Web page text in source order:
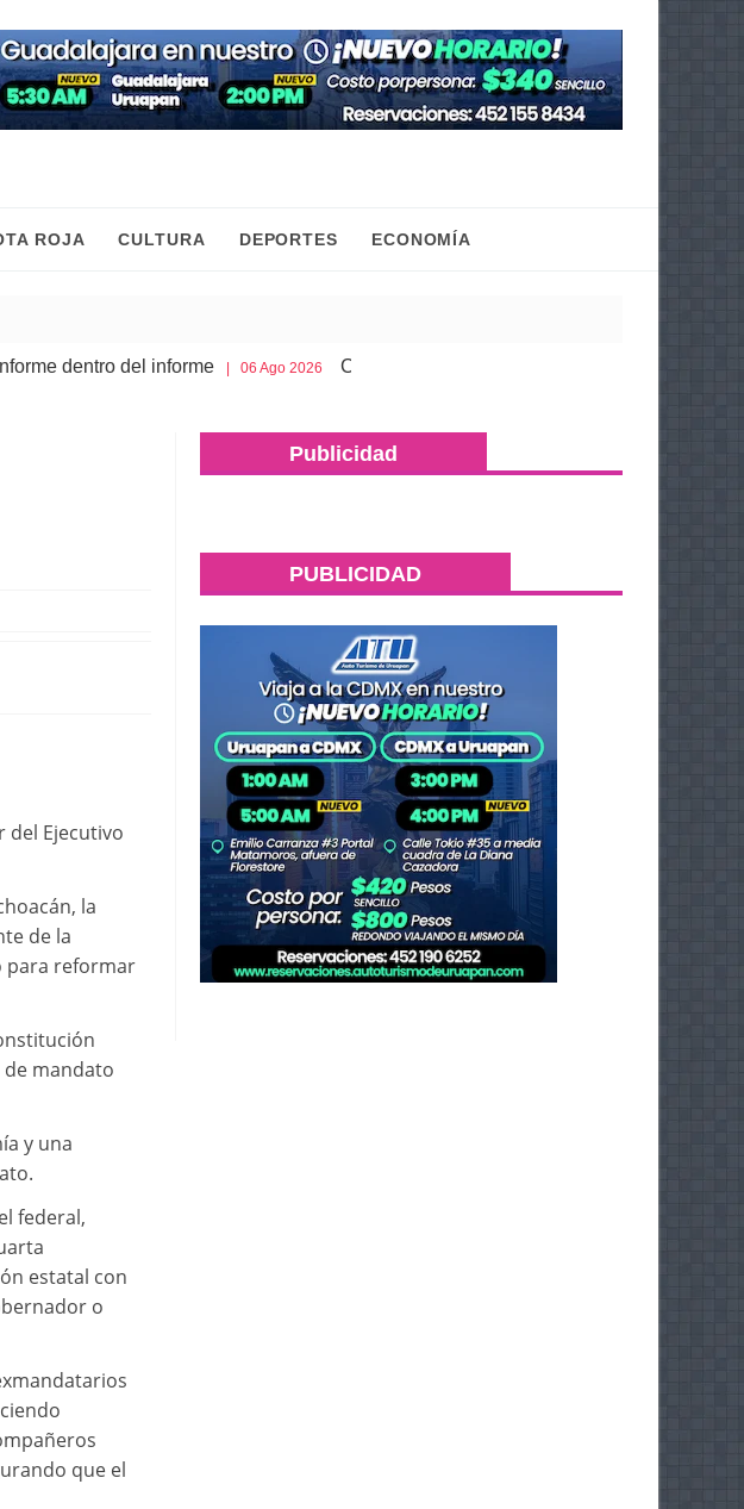
ROJA CULTURA DEPORTES ECONOMÍA
del informe | 06 Ago 2026 Cobaem ofrece bachillerato sabatino para mayores de
del Ejecutivo
la
de la
para reformar
de mandato
y una
federal,
estatal con
o
que el
Publicidad
PUBLICIDAD